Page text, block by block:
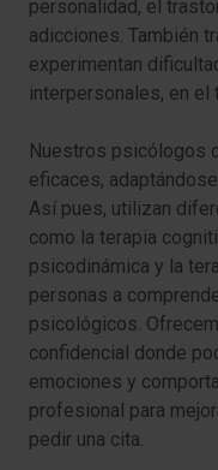
personalidad, el
adicciones. También
experimentan
interpersonales, en el
Nuestros psicólogos
eficaces,
Así pues, utilizan
como la terapia
psicodinámica y la
personas a
psicológicos.
confidencial donde
emociones y
profesional para
pedir una cita.